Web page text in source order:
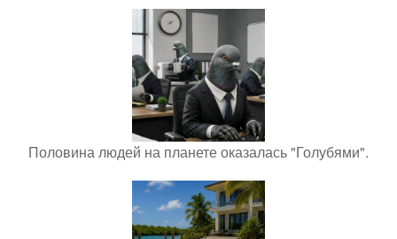
Половина людей на планете оказалась "Голубями".